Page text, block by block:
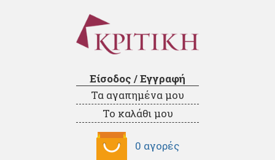
Είσοδος / Εγγραφή
Τα αγαπημένα μου
Το καλάθι μου
0 αγορές